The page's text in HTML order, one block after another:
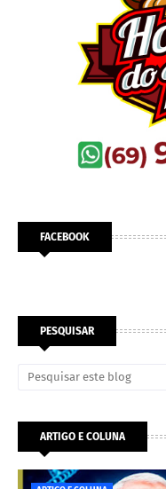
FACEBOOK
PESQUISAR
ARTIGO E COLUNA